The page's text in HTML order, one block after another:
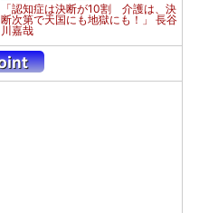
「認知症は決断が10割 介護は、決
断次第で天国にも地獄にも！」 長谷
川嘉哉